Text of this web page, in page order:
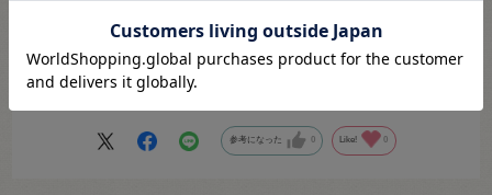
よく利用する手芸店は２店舗ありますが、どちらもストレッチチノは
置いていません。ネットだと送料がかかりますが、納得いく作品を仕
上げるためには仕方ありません。大人渋い色をを増やしてほしいで
す。
参考になった 0 Like! 0